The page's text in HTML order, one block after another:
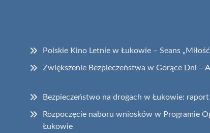
Polskie Kino Letnie w Łukowie – Seans
Zwiększenie Bezpieczeństwa w Gorące Dni –
Bezpieczeństwo na drogach w Łukowie:
Rozpoczęcie naboru wniosków w Programie
Łukowie